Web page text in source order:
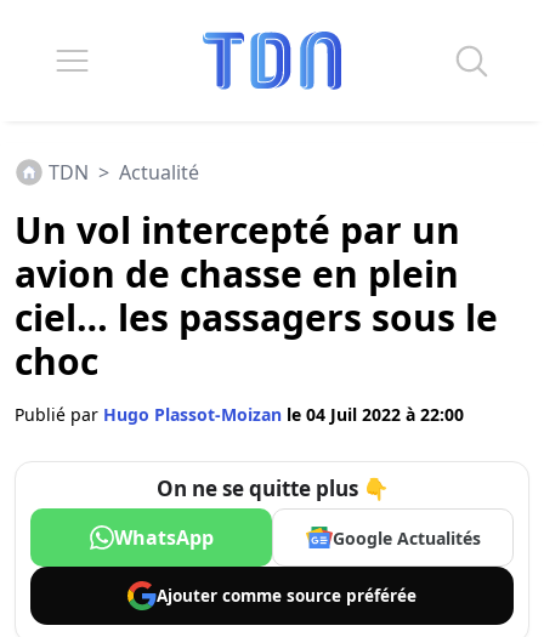
TDN > Actualité
Un vol intercepté par un
avion de chasse en plein
ciel… les passagers sous le
choc
Publié par Hugo Plassot-Moizan le 04 Juil 2022 à 22:00
On ne se quitte plus 👇
WhatsApp Google Actualités
Ajouter comme source préférée